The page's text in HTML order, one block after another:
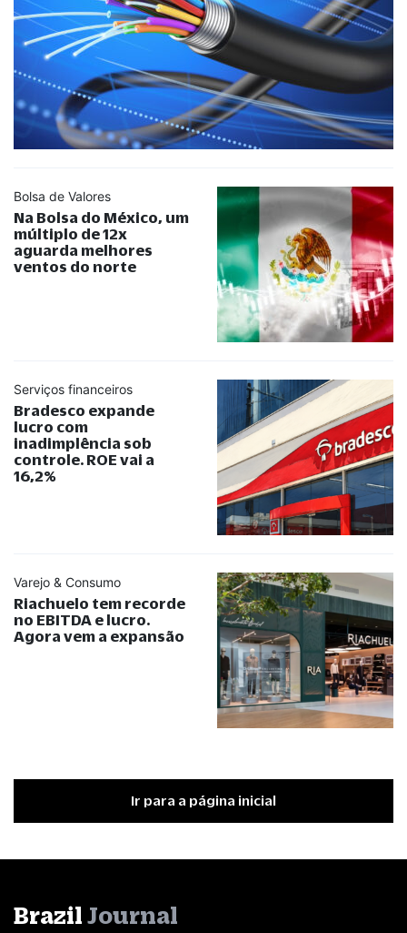
Bolsa de Valores
Na Bolsa do México, um
múltiplo de 12x
aguarda melhores
ventos do norte
Serviços financeiros
Bradesco expande
lucro com
inadimplência sob
controle. ROE vai a
16,2%
Varejo & Consumo
Riachuelo tem recorde
no EBITDA e lucro.
Agora vem a expansão
Ir para a página inicial
Brazil Journal